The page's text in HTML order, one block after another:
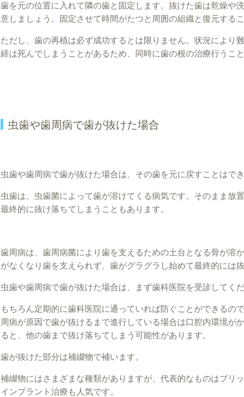
歯を元の位置に入れて隣の歯と固定します。抜けた歯は乾燥や
意しましょう。固定させて時間がたつと周囲の組織と復元する
ただし、歯の再植は必ず成功するとは限りません。状況により
経は死んでしまうことがあるため、同時に歯の根の治療行うこ
虫歯や歯周病で歯が抜けた場合
虫歯や歯周病で歯が抜けた場合は、その歯を元に戻すことはでき
虫歯は、虫歯菌によって歯が溶けてくる病気です。そのまま放
最終的に抜け落ちてしまうこともあります。
歯周病は、歯周病菌により歯を支えるための土台となる骨が溶
がなくなり歯を支えられず、歯がグラグラし始めて最終的には抜
虫歯や歯周病で歯が抜けた場合は、まず歯科医院を受診してくだ
もちろん定期的に歯科医院に通っていれば防ぐことができるの
周病が原因で歯が抜けるまで進行している場合は口腔内環境が
ると、他の歯まで抜け落ちてしまう可能性があります。
歯が抜けた部分は補綴物で補います。
補綴物にはさまざまな種類がありますが、代表的なものはブリ
インプラント治療も人気です。